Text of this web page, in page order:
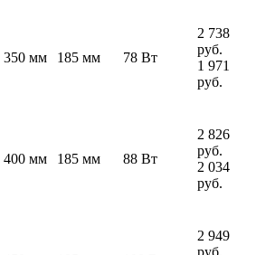
350 мм 185 мм 78 Вт
2 738
руб.
1 971
руб.
400 мм 185 мм 88 Вт
2 826
руб.
2 034
руб.
2 949